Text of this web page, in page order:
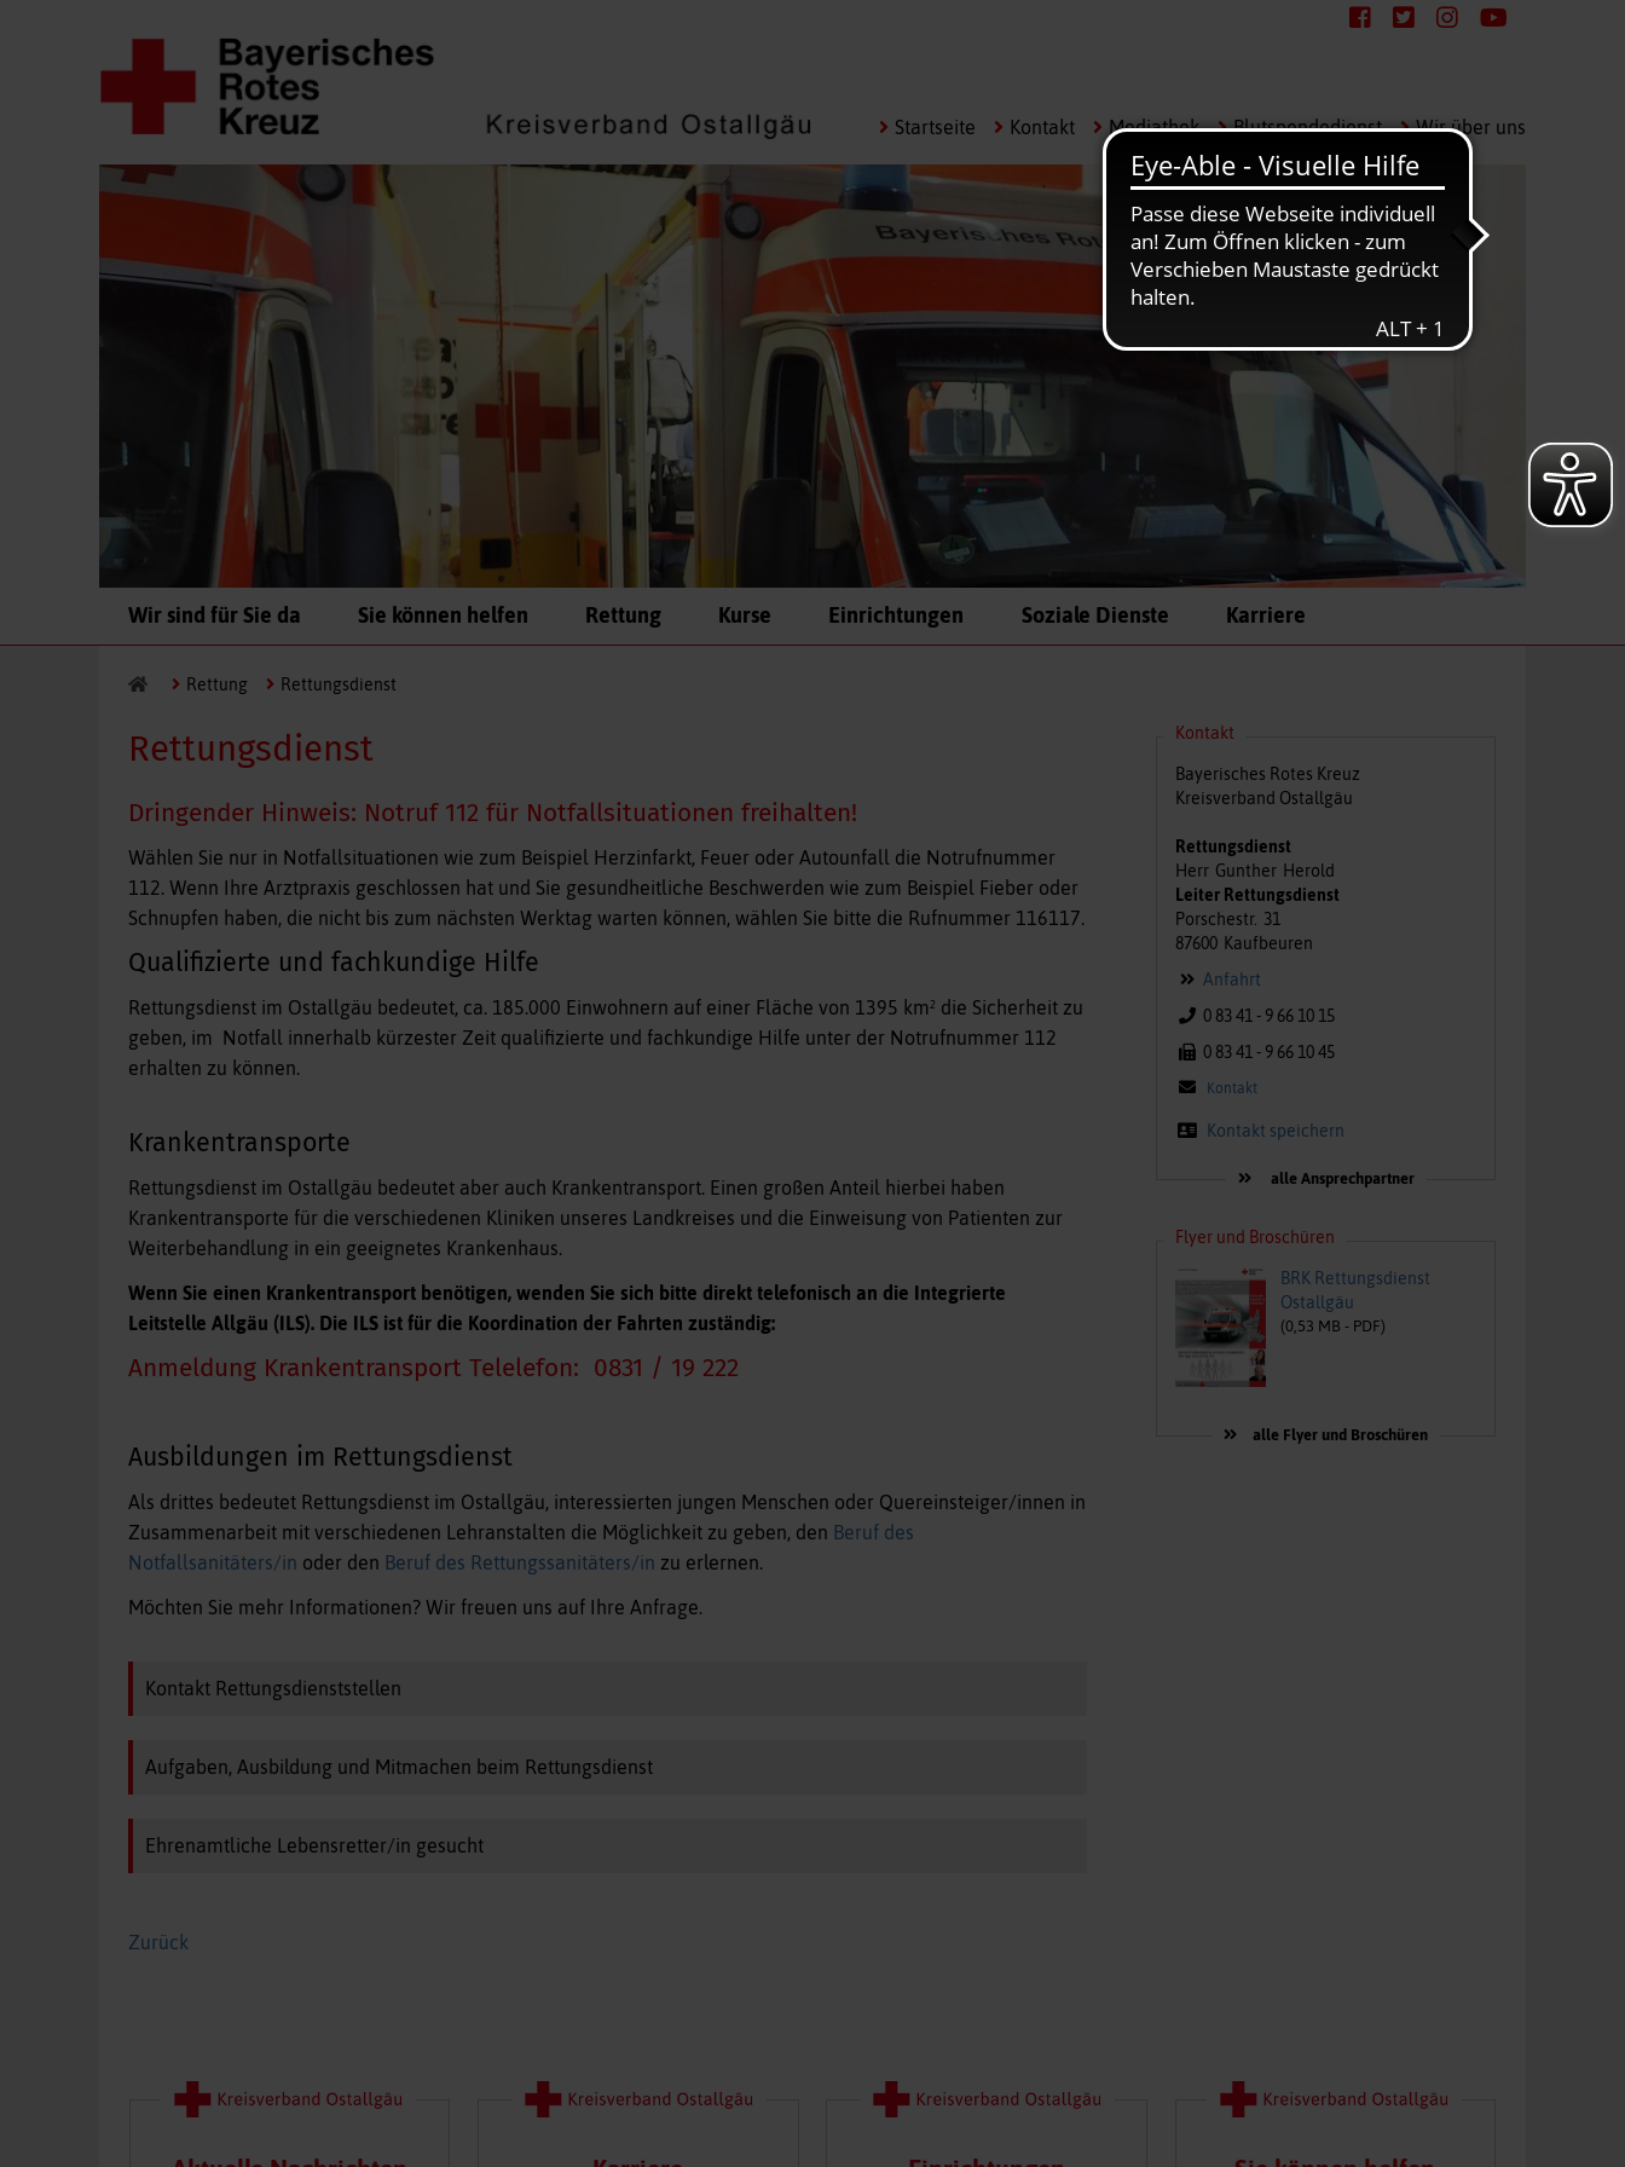
NavigationStartseite Kontakt Mediathek Blutspendedienst Wir über uns
Wir sind für Sie da Sie können helfen Rettung Kurse Einrichtungen Soziale Dienste Karriere
Rettung Rettungsdienst
Rettungsdienst
Dringender Hinweis: Notruf 112 für Notfallsituationen freihalten!
Wählen Sie nur in Notfallsituationen wie zum Beispiel Herzinfarkt, Feuer oder Autounfall die Notrufnummer
112. Wenn Ihre Arztpraxis geschlossen hat und Sie gesundheitliche Beschwerden wie zum Beispiel Fieber oder
Schnupfen haben, die nicht bis zum nächsten Werktag warten können, wählen Sie bitte die Rufnummer 116117.
Qualifizierte und fachkundige Hilfe
Rettungsdienst im Ostallgäu bedeutet, ca. 185.000 Einwohnern auf einer Fläche von 1395 km² die Sicherheit zu
geben, im Notfall innerhalb kürzester Zeit qualifizierte und fachkundige Hilfe unter der Notrufnummer 112
erhalten zu können.
Krankentransporte
Rettungsdienst im Ostallgäu bedeutet aber auch Krankentransport. Einen großen Anteil hierbei haben
Krankentransporte für die verschiedenen Kliniken unseres Landkreises und die Einweisung von Patienten zur
Weiterbehandlung in ein geeignetes Krankenhaus.
Wenn Sie einen Krankentransport benötigen, wenden Sie sich bitte direkt telefonisch an die Integrierte
Leitstelle Allgäu (ILS). Die ILS ist für die Koordination der Fahrten zuständig:
Anmeldung Krankentransport Telelefon: 0831 / 19 222
Ausbildungen im Rettungsdienst
Als drittes bedeutet Rettungsdienst im Ostallgäu, interessierten jungen Menschen oder Quereinsteiger/innen in
Zusammenarbeit mit verschiedenen Lehranstalten die Möglichkeit zu geben, den Beruf des
Notfallsanitäters/in oder den Beruf des Rettungssanitäters/in zu erlernen.
Möchten Sie mehr Informationen? Wir freuen uns auf Ihre Anfrage.
Kontakt Rettungsdienststellen
Aufgaben, Ausbildung und Mitmachen beim Rettungsdienst
Ehrenamtliche Lebensretter/in gesucht
Zurück
Kontakt
Bayerisches Rotes Kreuz
Kreisverband Ostallgäu
Rettungsdienst
Herr Gunther Herold
Leiter Rettungsdienst
Porschestr. 31
87600 Kaufbeuren
Anfahrt
0 83 41 - 9 66 10 15
0 83 41 - 9 66 10 45
Kontakt
Kontakt speichern
alle Ansprechpartner
Flyer und Broschüren
BRK Rettungsdienst
Ostallgäu
(0,53 MB - PDF)
alle Flyer und Broschüren